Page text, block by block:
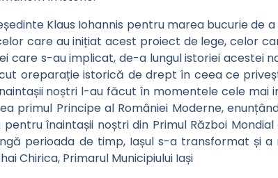
Klaus Iohannis pentru marea bucurie de
care au inițiat acest proiect de lege, celor
s-au implicat, de-a lungul istoriei acestei
oreparație istorică de drept în ceea ce
noștri l-au făcut în momentele cele mai
primul Principe al României Moderne,
înaintașii noștri din Primul Război
perioada de timp, Iașul s-a transformat și
Chirica, Primarul Municipiului Iași